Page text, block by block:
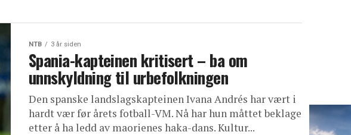
NTB 3 år siden
Spania-kapteinen kritisert – ba om
unnskyldning til urbefolkningen
Den spanske landslagskapteinen Ivana Andrés har vært i
hardt vær før årets fotball-VM. Nå har hun måttet beklage
etter å ha ledd av maorienes haka-dans. Kultur...